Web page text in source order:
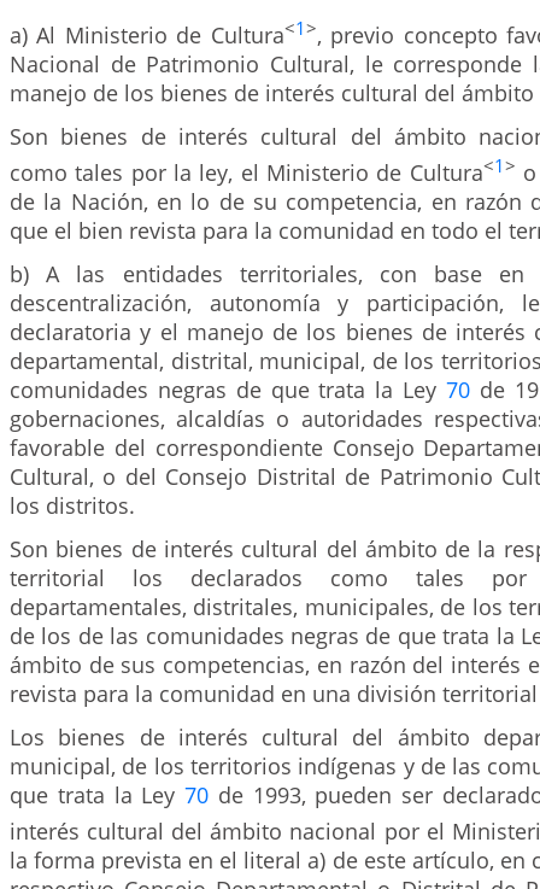
a) Al Ministerio de Cultura<1>, previo concepto
Nacional de Patrimonio Cultural, le corresponde
manejo de los bienes de interés cultural del
Son bienes de interés cultural del ámbito
como tales por la ley, el Ministerio de Cultura<1>
de la Nación, en lo de su competencia, en razón
que el bien revista para la comunidad en todo el
b) A las entidades territoriales, con base
descentralización, autonomía y participación,
declaratoria y el manejo de los bienes de interés
departamental, distrital, municipal, de los
comunidades negras de que trata la Ley 70de
gobernaciones, alcaldías o autoridades
favorable del correspondiente Consejo
Cultural, o del Consejo Distrital de Patrimonio
los distritos.
Son bienes de interés cultural del ámbito de la
territorial los declarados como tales por
departamentales, distritales, municipales, de los
de los de las comunidades negras de que trata la
ámbito de sus competencias, en razón del interés
revista para la comunidad en una división
Los bienes de interés cultural del ámbito
municipal, de los territorios indígenas y de las
que trata la Ley 70 de 1993, pueden ser
interés cultural del ámbito nacional por el
la forma prevista en el literal a) de este artículo, en